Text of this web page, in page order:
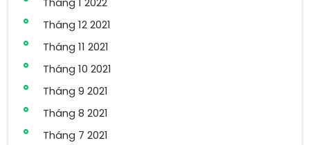
Tháng 12 2021
Tháng 11 2021
Tháng 10 2021
Tháng 9 2021
Tháng 8 2021
Tháng 7 2021